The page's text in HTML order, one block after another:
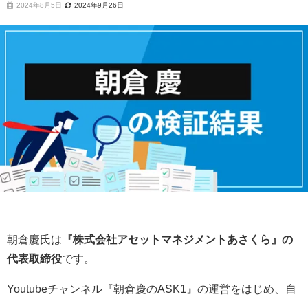
2024年8月5日 2024年9月26日
朝倉慶氏は 『株式会社アセットマネジメントあさくら』の
代表取締役です。
Youtubeチャンネル『朝倉慶のASK1』の運営をはじめ、自